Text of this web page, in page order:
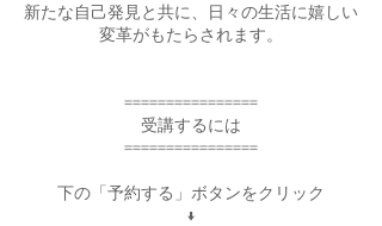
新たな自己発見と共に、日々の生活に嬉しい
変革がもたらされます。
================
受講するには
================
下の「予約する」ボタンをクリック
↓